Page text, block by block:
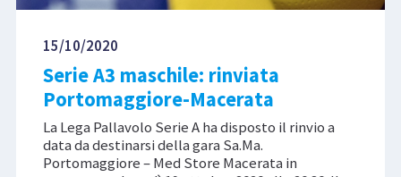
15/10/2020
Serie A3 maschile: rinviata
Portomaggiore-Macerata
La Lega Pallavolo Serie A ha disposto il rinvio a
data da destinarsi della gara Sa.Ma.
Portomaggiore – Med Store Macerata in